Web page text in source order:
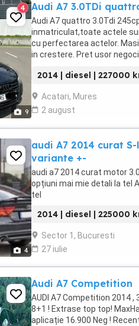
9
4 Audi A7 3.0TDi
Audi A7 quattro 3.0Tdi
inmatriculat,toate actele
cu perfectarea actelor.
in crestere. Pret usor
2014 | diesel | 227000
Acatari, Mures
2 august
4
audi A7 2014 curat
variante +-
audi a7 2014 curat motor
opțiuni mai mie detali la tel
tel
2014 | diesel | 225000
Sector 1, Bucuresti
27 iulie
Audi A7 Competition
AUDI A7 Competition 2014
8+1 ! Extrase top top!
aplicație 16.900 Neg !